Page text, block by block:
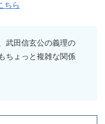
ちら
武田信玄公の義理の
ちょっと複雑な関係